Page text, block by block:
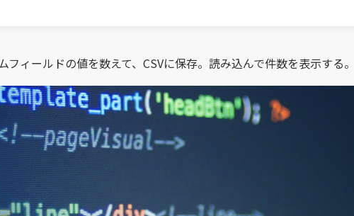
フィールドの値を数えて、CSVに保存。読み込んで件数を表示する。